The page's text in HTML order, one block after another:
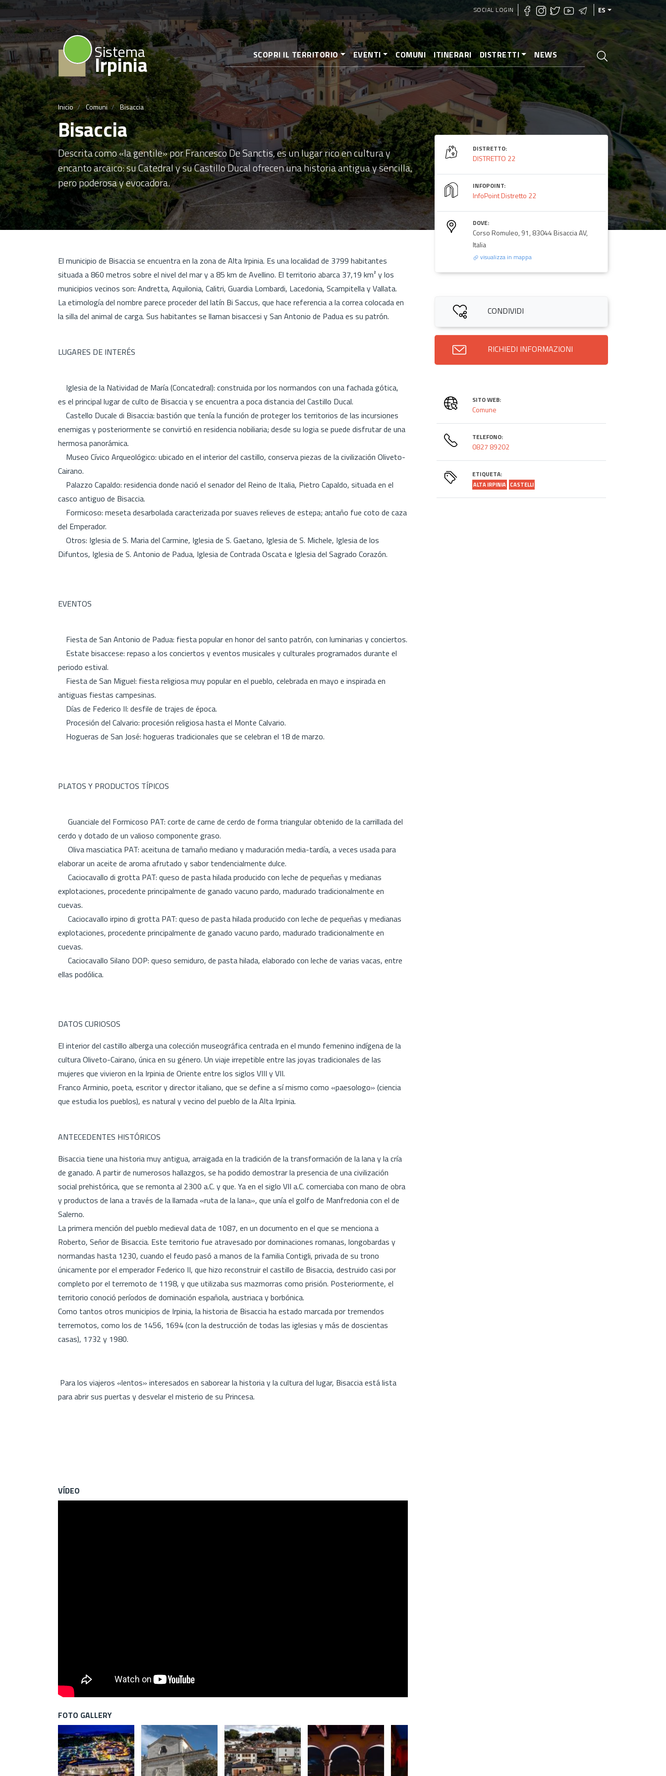
Pasar
al
contenido
principal
SOCIAL LOGIN ES
Sistema
Irpinia SCOPRI IL TERRITORIO EVENTI COMUNI ITINERARI DISTRETTI NEWS
Inicio Comuni Bisaccia
Bisaccia
Descrita como «la gentile» por Francesco De Sanctis, es un lugar rico en cultura y
encanto arcaico: su Catedral y su Castillo Ducal ofrecen una historia antigua y sencilla,
pero poderosa y evocadora.
El municipio de Bisaccia se encuentra en la zona de Alta Irpinia. Es una localidad de 3799 habitantes
situada a 860 metros sobre el nivel del mar y a 85 km de Avellino. El territorio abarca 37,19 km² y los
municipios vecinos son: Andretta, Aquilonia, Calitri, Guardia Lombardi, Lacedonia, Scampitella y Vallata.
La etimología del nombre parece proceder del latín Bi Saccus, que hace referencia a la correa colocada en
la silla del animal de carga. Sus habitantes se llaman bisaccesi y San Antonio de Padua es su patrón.
LUGARES DE INTERÉS
Iglesia de la Natividad de María (Concatedral): construida por los normandos con una fachada gótica,
es el principal lugar de culto de Bisaccia y se encuentra a poca distancia del Castillo Ducal.
Castello Ducale di Bisaccia: bastión que tenía la función de proteger los territorios de las incursiones
enemigas y posteriormente se convirtió en residencia nobiliaria; desde su logia se puede disfrutar de una
hermosa panorámica.
Museo Cívico Arqueológico: ubicado en el interior del castillo, conserva piezas de la civilización Oliveto-
Cairano.
Palazzo Capaldo: residencia donde nació el senador del Reino de Italia, Pietro Capaldo, situada en el
casco antiguo de Bisaccia.
Formicoso: meseta desarbolada caracterizada por suaves relieves de estepa; antaño fue coto de caza
del Emperador.
Otros: Iglesia de S. Maria del Carmine, Iglesia de S. Gaetano, Iglesia de S. Michele, Iglesia de los
Difuntos, Iglesia de S. Antonio de Padua, Iglesia de Contrada Oscata e Iglesia del Sagrado Corazón.
EVENTOS
Fiesta de San Antonio de Padua: fiesta popular en honor del santo patrón, con luminarias y conciertos.
Estate bisaccese: repaso a los conciertos y eventos musicales y culturales programados durante el
periodo estival.
Fiesta de San Miguel: fiesta religiosa muy popular en el pueblo, celebrada en mayo e inspirada en
antiguas fiestas campesinas.
Días de Federico II: desfile de trajes de época.
Procesión del Calvario: procesión religiosa hasta el Monte Calvario.
Hogueras de San José: hogueras tradicionales que se celebran el 18 de marzo.
PLATOS Y PRODUCTOS TÍPICOS
Guanciale del Formicoso PAT: corte de carne de cerdo de forma triangular obtenido de la carrillada del
cerdo y dotado de un valioso componente graso.
Oliva masciatica PAT: aceituna de tamaño mediano y maduración media-tardía, a veces usada para
elaborar un aceite de aroma afrutado y sabor tendencialmente dulce.
Caciocavallo di grotta PAT: queso de pasta hilada producido con leche de pequeñas y medianas
explotaciones, procedente principalmente de ganado vacuno pardo, madurado tradicionalmente en
cuevas.
Caciocavallo irpino di grotta PAT: queso de pasta hilada producido con leche de pequeñas y medianas
explotaciones, procedente principalmente de ganado vacuno pardo, madurado tradicionalmente en
cuevas.
Caciocavallo Silano DOP: queso semiduro, de pasta hilada, elaborado con leche de varias vacas, entre
ellas podólica.
DATOS CURIOSOS
El interior del castillo alberga una colección museográfica centrada en el mundo femenino indígena de la
cultura Oliveto-Cairano, única en su género. Un viaje irrepetible entre las joyas tradicionales de las
mujeres que vivieron en la Irpinia de Oriente entre los siglos VIII y VII.
Franco Arminio, poeta, escritor y director italiano, que se define a sí mismo como «paesologo» (ciencia
que estudia los pueblos), es natural y vecino del pueblo de la Alta Irpinia.
ANTECEDENTES HISTÓRICOS
Bisaccia tiene una historia muy antigua, arraigada en la tradición de la transformación de la lana y la cría
de ganado. A partir de numerosos hallazgos, se ha podido demostrar la presencia de una civilización
social prehistórica, que se remonta al 2300 a.C. y que. Ya en el siglo VII a.C. comerciaba con mano de obra
y productos de lana a través de la llamada «ruta de la lana», que unía el golfo de Manfredonia con el de
Salerno.
La primera mención del pueblo medieval data de 1087, en un documento en el que se menciona a
Roberto, Señor de Bisaccia. Este territorio fue atravesado por dominaciones romanas, longobardas y
normandas hasta 1230, cuando el feudo pasó a manos de la familia Contigli, privada de su trono
únicamente por el emperador Federico II, que hizo reconstruir el castillo de Bisaccia, destruido casi por
completo por el terremoto de 1198, y que utilizaba sus mazmorras como prisión. Posteriormente, el
territorio conoció períodos de dominación española, austriaca y borbónica.
Como tantos otros municipios de Irpinia, la historia de Bisaccia ha estado marcada por tremendos
terremotos, como los de 1456, 1694 (con la destrucción de todas las iglesias y más de doscientas
casas), 1732 y 1980.
Para los viajeros «lentos» interesados en saborear la historia y la cultura del lugar, Bisaccia está lista
para abrir sus puertas y desvelar el misterio de su Princesa.
VÍDEO
FOTO GALLERY
DISTRETTO:
DISTRETTO 22
INFOPOINT:
InfoPoint Distretto 22
DOVE:
Corso Romuleo, 91, 83044 Bisaccia AV,
Italia
visualizza in mappa
CONDIVIDI
RICHIEDI INFORMAZIONI
SITO WEB:
Comune
TELEFONO:
0827 89202
ETIQUETA:
ALTA IRPINIA CASTELLI